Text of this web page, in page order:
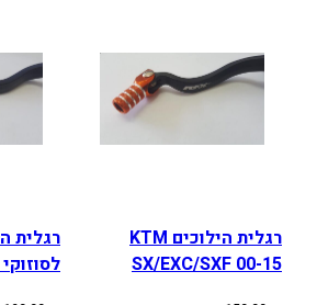
רגלית הילוכים KTM
SX/EXC/SXF 00-15
לסוזוקי DRZ400